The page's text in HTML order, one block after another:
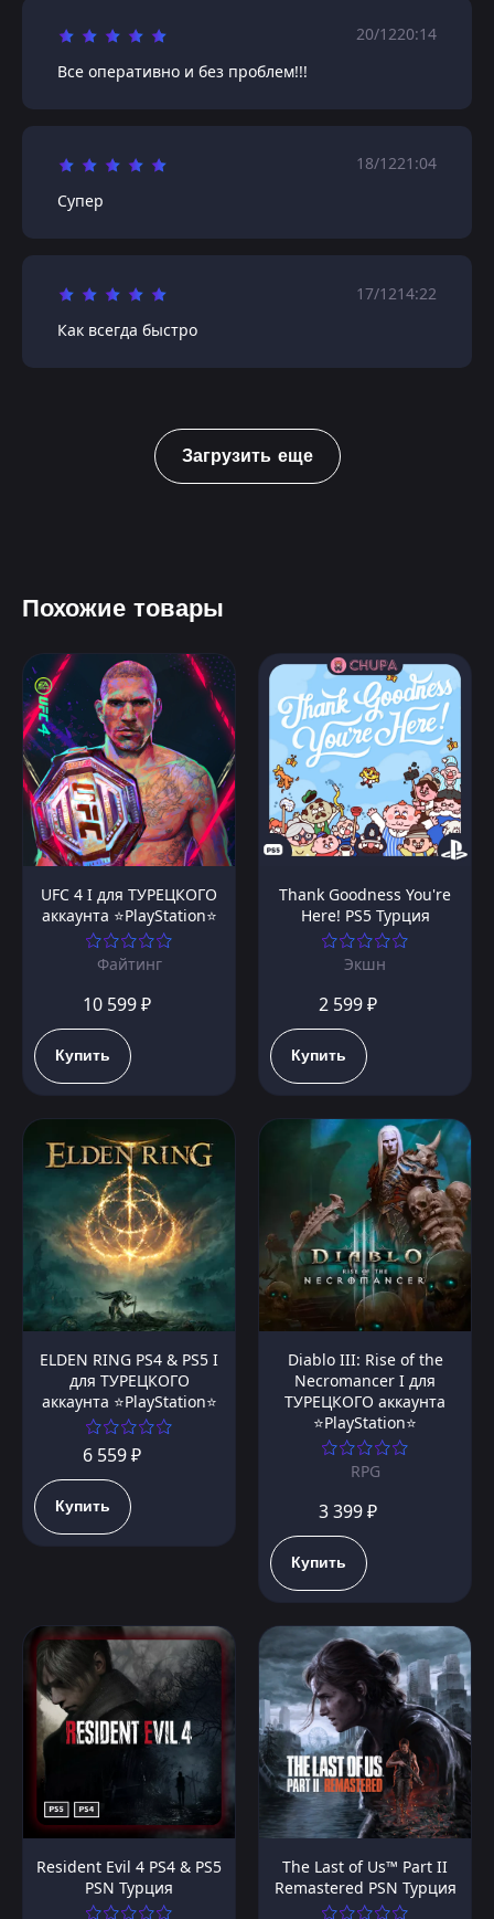
20/1220:14
Все оперативно и без проблем!!!
18/1221:04
Супер
17/1214:22
Как всегда быстро
Загрузить еще
Похожие товары
UFC 4 I для ТУРЕЦКОГО
аккаунта ⭐PlayStation⭐
Файтинг
10 599 ₽
Купить
Thank Goodness You're
Here! PS5 Турция
Экшн
2 599 ₽
Купить
ELDEN RING PS4 & PS5 I
для ТУРЕЦКОГО
аккаунта ⭐PlayStation⭐
6 559 ₽
Купить
Diablo III: Rise of the
Necromancer I для
ТУРЕЦКОГО аккаунта
⭐PlayStation⭐
RPG
3 399 ₽
Купить
Resident Evil 4 PS4 & PS5
PSN Турция
The Last of Us™ Part II
Remastered PSN Турция